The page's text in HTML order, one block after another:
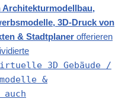
Architekturmodellbau,
3D-Druck von
& Stadtplaner offerieren
3D Gebäude /
&